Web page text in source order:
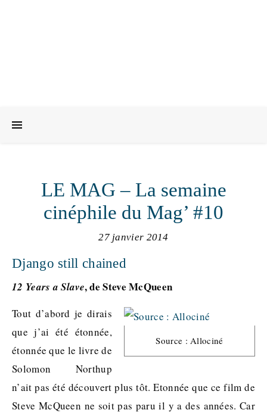
LE MAG – La semaine
cinéphile du Mag’ #10
27 janvier 2014
Django still chained
12 Years a Slave, de Steve McQueen
Source : Allociné
Tout d’abord je dirais
que j’ai été étonnée,
étonnée que le livre de
Solomon Northup
n’ait pas été découvert plus tôt. Etonnée que ce film de
Steve McQueen ne soit pas paru il y a des années. Car